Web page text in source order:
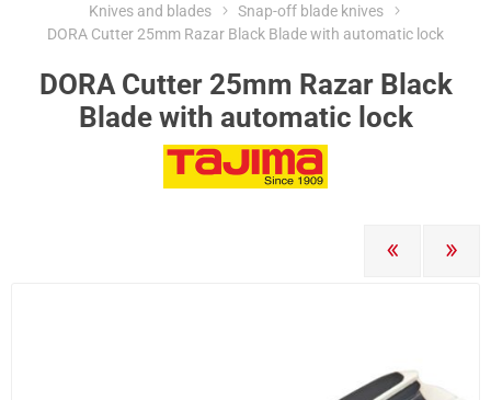
Knives and blades
Snap-off blade knives
DORA Cutter 25mm Razar Black Blade with automatic lock
DORA Cutter 25mm Razar Black
Blade with automatic lock
PREVIOUS
NEXT